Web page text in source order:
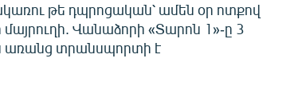
թե դպրոցական՝ ամեն օր ոտքով
մայրուղի. Վանաձորի «Տարոն 1»-ը 3
առանց տրանսպորտի է